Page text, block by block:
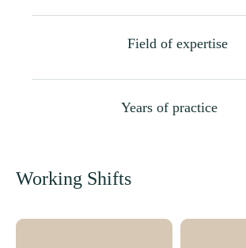
Field of expertise
Years of practice
Working Shifts